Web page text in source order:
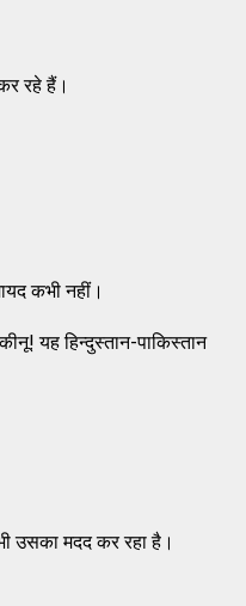
रहे हैं।
कभी नहीं।
यह हिन्दुस्तान-पाकिस्तान
उसका मदद कर रहा है।